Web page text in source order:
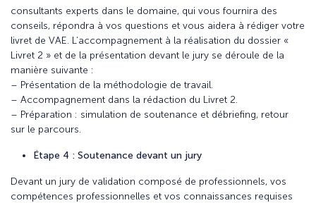
consultants experts dans le domaine, qui vous fournira des
conseils, répondra à vos questions et vous aidera à rédiger votre
livret de VAE. L’accompagnement à la réalisation du dossier «
Livret 2 » et de la présentation devant le jury se déroule de la
manière suivante :
– Présentation de la méthodologie de travail.
– Accompagnement dans la rédaction du Livret 2.
– Préparation : simulation de soutenance et débriefing, retour
sur le parcours.
Étape 4 : Soutenance devant un jury
Devant un jury de validation composé de professionnels, vos
compétences professionnelles et vos connaissances requises